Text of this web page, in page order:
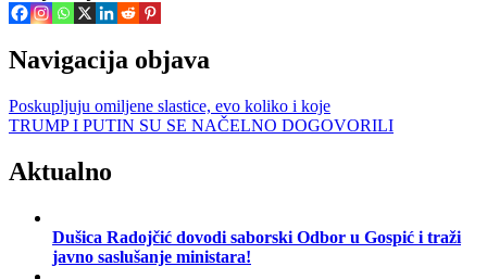
Navigacija objava
Poskupljuju omiljene slastice, evo koliko i koje
TRUMP I PUTIN SU SE NAČELNO DOGOVORILI
Aktualno
Dušica Radojčić dovodi saborski Odbor u Gospić i traži
javno saslušanje ministara!